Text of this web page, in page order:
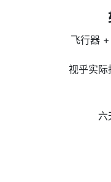
飞行器
视乎实际
六